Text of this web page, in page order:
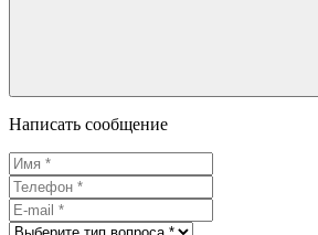
Написать сообщение